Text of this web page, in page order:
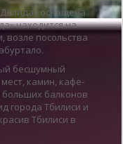
оснащена
находится на
возле посольства
бесшумный
камин, кафе-
балконов
города Тбилиси и
Тбилиси в